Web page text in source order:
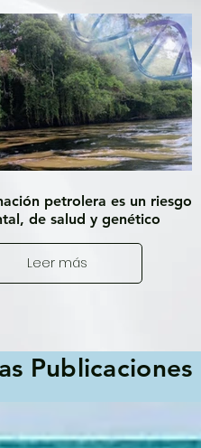
petrolera es un riesgo
de salud y genético
Leer más
Publicaciones